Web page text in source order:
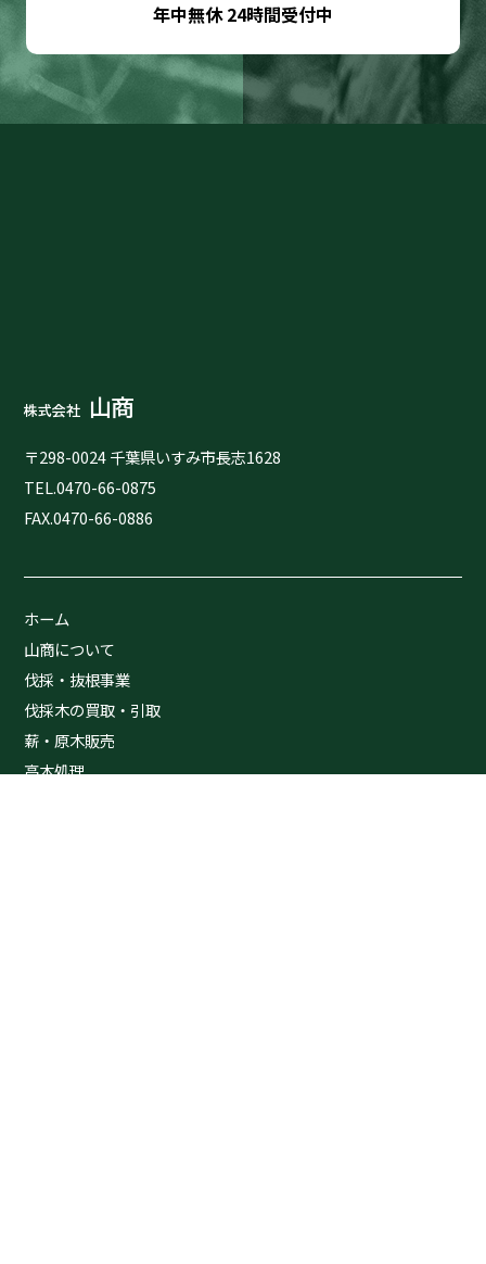
年中無休 24時間受付中
株式会社 山商
〒298-0024 千葉県いすみ市長志1628
TEL.0470-66-0875
FAX.0470-66-0886
ホーム
山商について
伐採・抜根事業
伐採木の買取・引取
薪・原木販売
高木処理